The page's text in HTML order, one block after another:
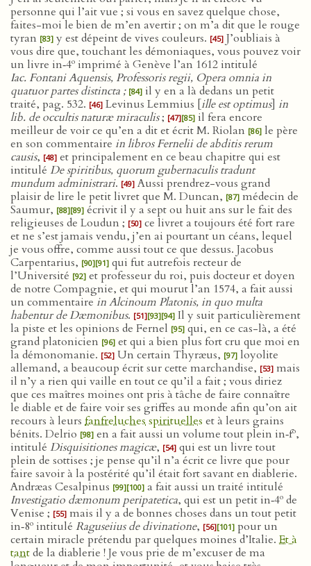
personne qui l’ait vue ; si vous en savez quelque chose,
faites-moi le bien de m’en avertir ; on m’a dit que le rouge
tyran [83] y est dépeint de vives couleurs. [45] J’oubliais à
vous dire que, touchant les démoniaques, vous pouvez voir
un livre in‑4o imprimé à Genève l’an 1612 intitulé
Iac. Fontani Aquensis, Professoris regii, Opera omnia in
quatuor partes distincta ; [84] il y en a là dedans un petit
traité, pag. 532. [46] Levinus Lemmius [ille est optimus] in
lib. de occultis naturæ miraculis; [47][85] il fera encore
meilleur de voir ce qu’en a dit et écrit M. Riolan [86] le père
en son commentaire in libros Fernelii de abditis rerum
causis, [48] et principalement en ce beau chapitre qui est
intitulé De spiritibus, quorum gubernaculis tradunt
mundum administrari. [49] Aussi prendrez-vous grand
plaisir de lire le petit livret que M. Duncan, [87] médecin de
Saumur, [88][89] écrivit il y a sept ou huit ans sur le fait des
religieuses de Loudun ; [50] ce livret a toujours été fort rare
et ne s’est jamais vendu, j’en ai pourtant un céans, lequel
je vous offre, comme aussi tout ce que dessus. Jacobus
Carpentarius, [90][91] qui fut autrefois recteur de
l’Université [92] et professeur du roi, puis docteur et doyen
de notre Compagnie, et qui mourut l’an 1574, a fait aussi
un commentaire in Alcinoum Platonis, in quo multa
habentur de Dæmonibus. [51][93][94] Il y suit particulièrement
la piste et les opinions de Fernel [95] qui, en ce cas-là, a été
grand platonicien [96] et qui a bien plus fort cru que moi en
la démonomanie. [52] Un certain Thyræus, [97] loyolite
allemand, a beaucoup écrit sur cette marchandise, [53] mais
il n’y a rien qui vaille en tout ce qu’il a fait ; vous diriez
que ces maîtres moines ont pris à tâche de faire connaître
le diable et de faire voir ses griffes au monde afin qu’on ait
recours à leurs fanfreluchesspirituelles et à leurs grains
bénits. Delrio [98] en a fait aussi un volume tout plein in‑fo,
intitulé Disquisitiones magicæ, [54] qui est un livre tout
plein de sottises ; je pense qu’il n’a écrit ce livre que pour
faire savoir à la postérité qu’il était fort savant en diablerie.
Andræas Cesalpinus [99][100] a fait aussi un traité intitulé
Investigatio dæmonum peripatetica, qui est un petit in‑4o de
Venise ; [55] mais il y a de bonnes choses dans un tout petit
in‑8o intitulé Raguseiius de divinatione, [56][101] pour un
certain miracle prétendu par quelques moines d’Italie.Et à
tantde la diablerie ! Je vous prie de m’excuser de ma